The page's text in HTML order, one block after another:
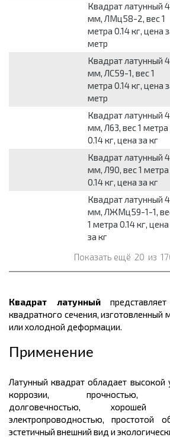
Квадрат латунный 4
мм, ЛМц58-2, вес 1
метра 0.14 кг, цена
метр
Квадрат латунный 4
мм, ЛС59-1, вес 1
метра 0.14 кг, цена
метр
Квадрат латунный 4
мм, Л63, вес 1 метра
0.14 кг, цена за кг
Квадрат латунный 4
мм, Л90, вес 1 метра
0.14 кг, цена за кг
Квадрат латунный 4
мм, ЛЖМц59-1-1,
1 метра 0.14 кг, цена
за кг
Показать ещё 20 из
Квадрат латунный
квадратного сечения, изготовленный
или холодной деформации.
Применение
Латунный квадрат обладает высокой
коррозии, прочностью,
долговечностью,
электропроводностью, простотой
эстетичный внешний вид и